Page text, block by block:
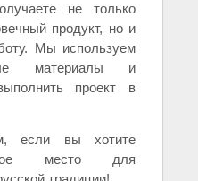
не только
продукт, но и
Мы используем
материалы и
проект в
если вы хотите
место для